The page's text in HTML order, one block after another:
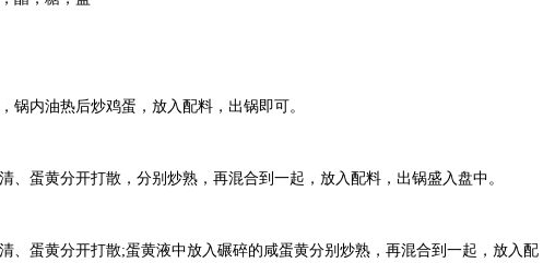
内油热后炒鸡蛋，放入配料，出锅即可。
蛋黄分开打散，分别炒熟，再混合到一起，放入配料，出锅盛入盘中。
蛋黄分开打散;蛋黄液中放入碾碎的咸蛋黄分别炒熟，再混合到一起，放入配